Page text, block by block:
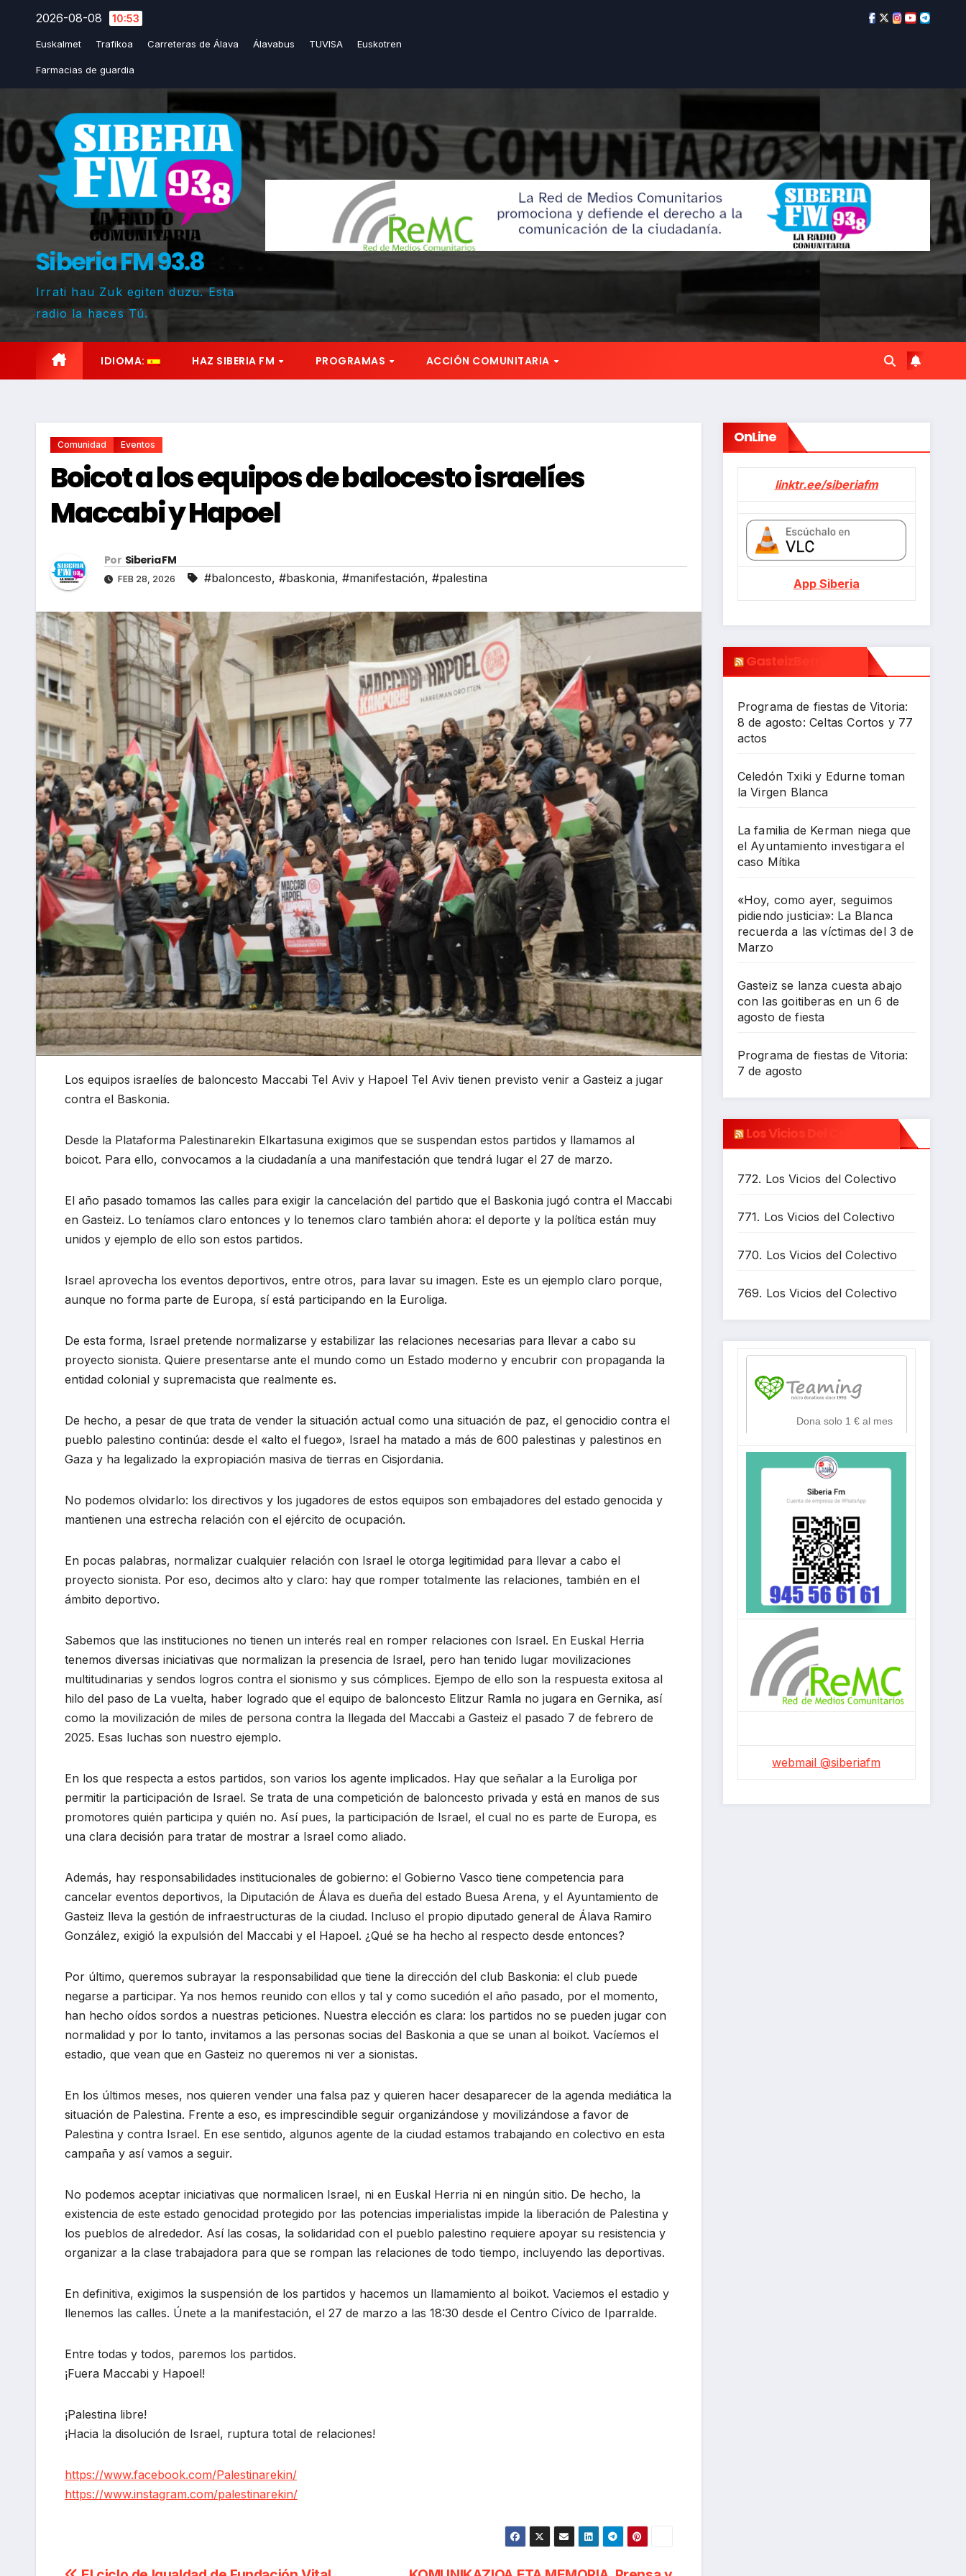
2026-08-08 10:53
Euskalmet Trafikoa Carreteras de Álava Álavabus TUVISA Euskotren
Farmacias de guardia
Siberia FM 93.8
Irrati hau Zuk egiten duzu. Esta
radio la haces Tú.
IDIOMA: HAZ SIBERIA FM PROGRAMAS ACCIÓN COMUNITARIA
Comunidad Eventos
Boicot a los equipos de balocesto israelíes
Maccabi y Hapoel
Por Siberia FM
FEB 28, 2026 #baloncesto, #baskonia, #manifestación, #palestina
Los equipos israelíes de baloncesto Maccabi Tel Aviv y Hapoel Tel Aviv tienen previsto venir a Gasteiz a jugar
contra el Baskonia.
Desde la Plataforma Palestinarekin Elkartasuna exigimos que se suspendan estos partidos y llamamos al
boicot. Para ello, convocamos a la ciudadanía a una manifestación que tendrá lugar el 27 de marzo.
El año pasado tomamos las calles para exigir la cancelación del partido que el Baskonia jugó contra el Maccabi
en Gasteiz. Lo teníamos claro entonces y lo tenemos claro también ahora: el deporte y la política están muy
unidos y ejemplo de ello son estos partidos.
Israel aprovecha los eventos deportivos, entre otros, para lavar su imagen. Este es un ejemplo claro porque,
aunque no forma parte de Europa, sí está participando en la Euroliga.
De esta forma, Israel pretende normalizarse y estabilizar las relaciones necesarias para llevar a cabo su
proyecto sionista. Quiere presentarse ante el mundo como un Estado moderno y encubrir con propaganda la
entidad colonial y supremacista que realmente es.
De hecho, a pesar de que trata de vender la situación actual como una situación de paz, el genocidio contra el
pueblo palestino continúa: desde el «alto el fuego», Israel ha matado a más de 600 palestinas y palestinos en
Gaza y ha legalizado la expropiación masiva de tierras en Cisjordania.
No podemos olvidarlo: los directivos y los jugadores de estos equipos son embajadores del estado genocida y
mantienen una estrecha relación con el ejército de ocupación.
En pocas palabras, normalizar cualquier relación con Israel le otorga legitimidad para llevar a cabo el
proyecto sionista. Por eso, decimos alto y claro: hay que romper totalmente las relaciones, también en el
ámbito deportivo.
Sabemos que las instituciones no tienen un interés real en romper relaciones con Israel. En Euskal Herria
tenemos diversas iniciativas que normalizan la presencia de Israel, pero han tenido lugar movilizaciones
multitudinarias y sendos logros contra el sionismo y sus cómplices. Ejempo de ello son la respuesta exitosa al
hilo del paso de La vuelta, haber logrado que el equipo de baloncesto Elitzur Ramla no jugara en Gernika, así
como la movilización de miles de persona contra la llegada del Maccabi a Gasteiz el pasado 7 de febrero de
2025. Esas luchas son nuestro ejemplo.
En los que respecta a estos partidos, son varios los agente implicados. Hay que señalar a la Euroliga por
permitir la participación de Israel. Se trata de una competición de baloncesto privada y está en manos de sus
promotores quién participa y quién no. Así pues, la participación de Israel, el cual no es parte de Europa, es
una clara decisión para tratar de mostrar a Israel como aliado.
Además, hay responsabilidades institucionales de gobierno: el Gobierno Vasco tiene competencia para
cancelar eventos deportivos, la Diputación de Álava es dueña del estado Buesa Arena, y el Ayuntamiento de
Gasteiz lleva la gestión de infraestructuras de la ciudad. Incluso el propio diputado general de Álava Ramiro
González, exigió la expulsión del Maccabi y el Hapoel. ¿Qué se ha hecho al respecto desde entonces?
Por último, queremos subrayar la responsabilidad que tiene la dirección del club Baskonia: el club puede
negarse a participar. Ya nos hemos reunido con ellos y tal y como sucedión el año pasado, por el momento,
han hecho oídos sordos a nuestras peticiones. Nuestra elección es clara: los partidos no se pueden jugar con
normalidad y por lo tanto, invitamos a las personas socias del Baskonia a que se unan al boikot. Vacíemos el
estadio, que vean que en Gasteiz no queremos ni ver a sionistas.
En los últimos meses, nos quieren vender una falsa paz y quieren hacer desaparecer de la agenda mediática la
situación de Palestina. Frente a eso, es imprescindible seguir organizándose y movilizándose a favor de
Palestina y contra Israel. En ese sentido, algunos agente de la ciudad estamos trabajando en colectivo en esta
campaña y así vamos a seguir.
No podemos aceptar iniciativas que normalicen Israel, ni en Euskal Herria ni en ningún sitio. De hecho, la
existencia de este estado genocidad protegido por las potencias imperialistas impide la liberación de Palestina y
los pueblos de alrededor. Así las cosas, la solidaridad con el pueblo palestino requiere apoyar su resistencia y
organizar a la clase trabajadora para que se rompan las relaciones de todo tiempo, incluyendo las deportivas.
En definitiva, exigimos la suspensión de los partidos y hacemos un llamamiento al boikot. Vaciemos el estadio y
llenemos las calles. Únete a la manifestación, el 27 de marzo a las 18:30 desde el Centro Cívico de Iparralde.
Entre todas y todos, paremos los partidos.
¡Fuera Maccabi y Hapoel!
¡Palestina libre!
¡Hacia la disolución de Israel, ruptura total de relaciones!
https://www.facebook.com/Palestinarekin/
https://www.instagram.com/palestinarekin/
OnLine
linktr.ee/siberiafm
App Siberia
GasteizBerri.com
Programa de fiestas de Vitoria:
8 de agosto: Celtas Cortos y 77
actos
Celedón Txiki y Edurne toman
la Virgen Blanca
La familia de Kerman niega que
el Ayuntamiento investigara el
caso Mítika
«Hoy, como ayer, seguimos
pidiendo justicia»: La Blanca
recuerda a las víctimas del 3 de
Marzo
Gasteiz se lanza cuesta abajo
con las goitiberas en un 6 de
agosto de fiesta
Programa de fiestas de Vitoria:
7 de agosto
Los Vicios Del Colectivo
772. Los Vicios del Colectivo
771. Los Vicios del Colectivo
770. Los Vicios del Colectivo
769. Los Vicios del Colectivo
webmail @siberiafm